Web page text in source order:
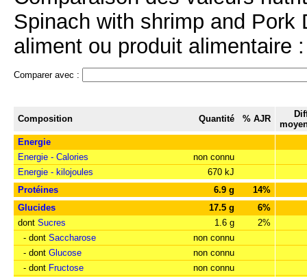
Spinach with shrimp and Pork
aliment ou produit alimentaire :
Comparer avec :
Composition Quantité % AJR
Energie
Energie - Calories
non connu
Energie - kilojoules
670 kJ
Protéines
6.9 g
14%
Glucides
17.5 g
6%
dont Sucres 1.6 g
2%
- dont Saccharose
non connu
- dont Glucose
non connu
- dont Fructose
non connu